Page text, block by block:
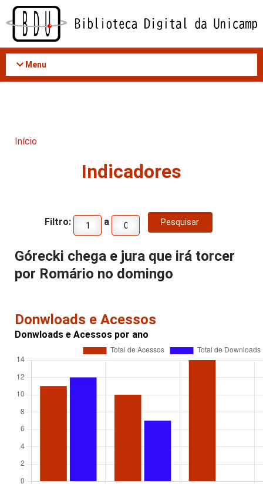
Acessar
conteúdo
Menu
Início
Indicadores
Filtro: a
Górecki chega e jura que irá torcer
por Romário no domingo
Donwloads e Acessos
Donwloads e Acessos por ano